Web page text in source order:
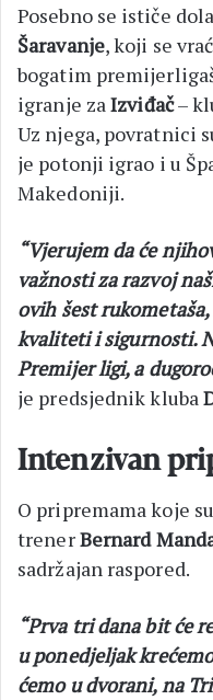
Posebno se ističe
Šaravanje, koji se
bogatim
igranje zaIzviđač–
Uz njega, povratnici
je potonji igrao i u
Makedoniji.
“Vjerujem da će
važnosti za razvoj
ovih šest
kvaliteti i sigurnosti.
Premijer ligi, a
je predsjednik kluba
Intenzivan
O pripremama koje
trenerBernard
sadržajan raspored.
“Prva tri dana bit će
u ponedjeljak
ćemo u dvorani, na